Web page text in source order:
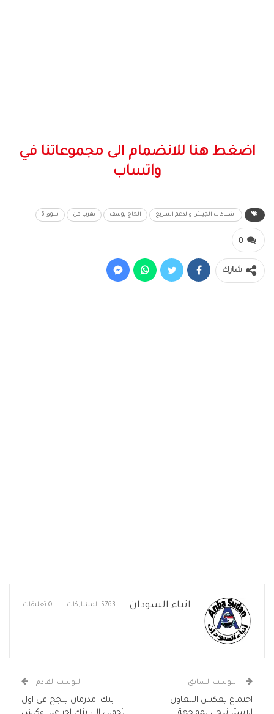
اضغط هنا للانضمام الى مجموعاتنا في
واتساب
اشتباكات الجيش والدعم السريع الحاج يوسف تهرب من سوق 6
0
شارك
انباء السودان 5763 المشاركات 0 تعليقات
البوست السابق
اجتماع يعكس الـتعاون
البوست القادم
بنك امدرمان ينجح في اول